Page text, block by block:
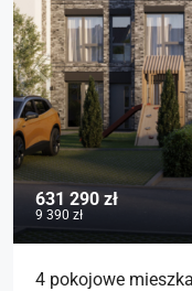
631 290 zł
9 390 zł
4 pokojowe